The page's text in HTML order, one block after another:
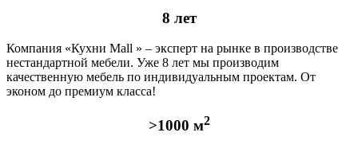
8 лет
Компания «Кухни Mall » – эксперт на рынке в производстве
нестандартной мебели. Уже 8 лет мы производим
качественную мебель по индивидуальным проектам. От
эконом до премиум класса!
>1000 м2